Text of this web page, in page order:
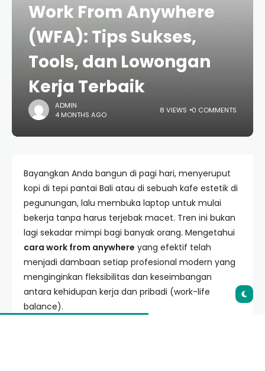
Work From Anywhere
(WFA): Tips Sukses,
Tools, dan Lowongan
Kerja Terbaik
ADMIN
4 MONTHS AGO
8 VIEWS 0 COMMENTS
Bayangkan Anda bangun di pagi hari, menyeruput
kopi di tepi pantai Bali atau di sebuah kafe estetik di
pegunungan, lalu membuka laptop untuk mulai
bekerja tanpa harus terjebak macet. Tren ini bukan
lagi sekadar mimpi bagi banyak orang. Mengetahui
cara work from anywhere yang efektif telah
menjadi dambaan setiap profesional modern yang
menginginkan fleksibilitas dan keseimbangan
antara kehidupan kerja dan pribadi (work-life
balance).